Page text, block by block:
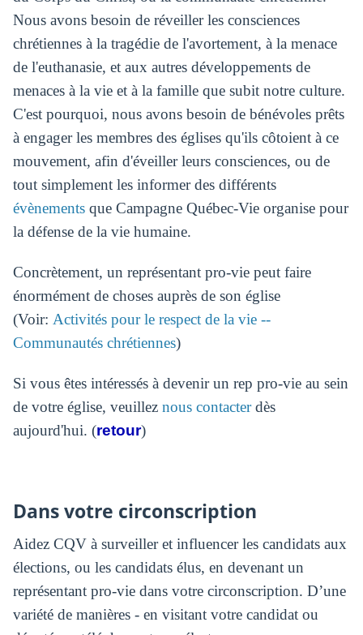
Nous avons besoin de réveiller les consciences
chrétiennes à la tragédie de l'avortement, à la menace
de l'euthanasie, et aux autres développements de
menaces à la vie et à la famille que subit notre culture.
C'est pourquoi, nous avons besoin de bénévoles prêts
à engager les membres des églises qu'ils côtoient à ce
mouvement, afin d'éveiller leurs consciences, ou de
tout simplement les informer des différents
évènementsque Campagne Québec-Vie organise pour
la défense de la vie humaine.
Concrètement, un représentant pro-vie peut faire
énormément de choses auprès de son église
(Voir: Activités pour le respect de la vie --
Communautés chrétiennes)
Si vous êtes intéressés à devenir un rep pro-vie au sein
de votre église, veuillez nous contacterdès
aujourd'hui. (retour)
Dans votre circonscription
Aidez CQV à surveiller et influencer les candidats aux
élections, ou les candidats élus, en devenant un
représentant pro-vie dans votre circonscription. D’une
variété de manières - en visitant votre candidat ou